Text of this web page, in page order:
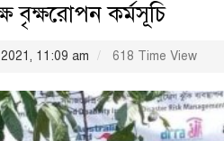
বৃক্ষরোপন কর্মসূচি
11:09 am 618 Time View